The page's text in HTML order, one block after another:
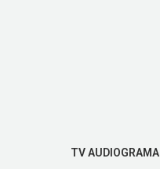
TV AUDIOGRAMA